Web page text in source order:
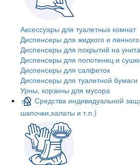
Аксессуары для туалетных комнат
Диспенсеры для жидкого и
Диспенсеры для покрытий на
Диспенсеры для полотенец и
Диспенсеры для салфеток
Диспенсеры для туалетной бумаги
Урны, корзины для мусора
Средства индивидуальной
шапочки,халаты и т.п.)